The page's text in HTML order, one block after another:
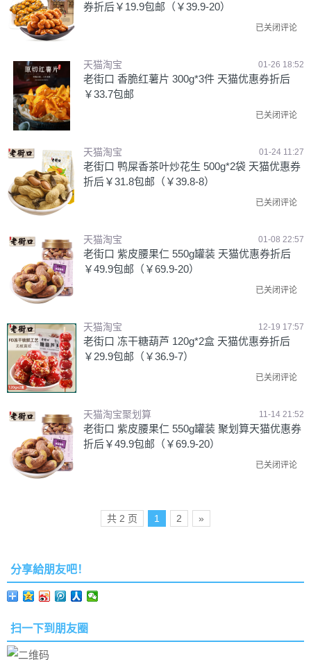
券折后￥19.9包邮（￥39.9-20）
已关闭评论
天猫淘宝 01-26 18:52
老街口 香脆红薯片 300g*3件 天猫优惠券折后
￥33.7包邮
已关闭评论
天猫淘宝 01-24 11:27
老街口 鸭屎香茶叶炒花生 500g*2袋 天猫优惠券
折后￥31.8包邮（￥39.8-8）
已关闭评论
天猫淘宝 01-08 22:57
老街口 紫皮腰果仁 550g罐装 天猫优惠券折后
￥49.9包邮（￥69.9-20）
已关闭评论
天猫淘宝 12-19 17:57
老街口 冻干糖葫芦 120g*2盒 天猫优惠券折后
￥29.9包邮（￥36.9-7）
已关闭评论
天猫淘宝聚划算 11-14 21:52
老街口 紫皮腰果仁 550g罐装 聚划算天猫优惠券
折后￥49.9包邮（￥69.9-20）
已关闭评论
共 2 页 1 2 »
分享給朋友吧！
扫一下到朋友圈